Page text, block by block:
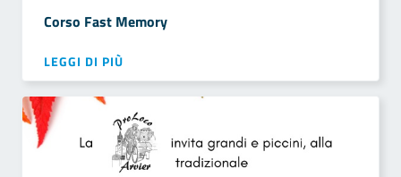
Corso Fast Memory
LEGGI DI PIÙ